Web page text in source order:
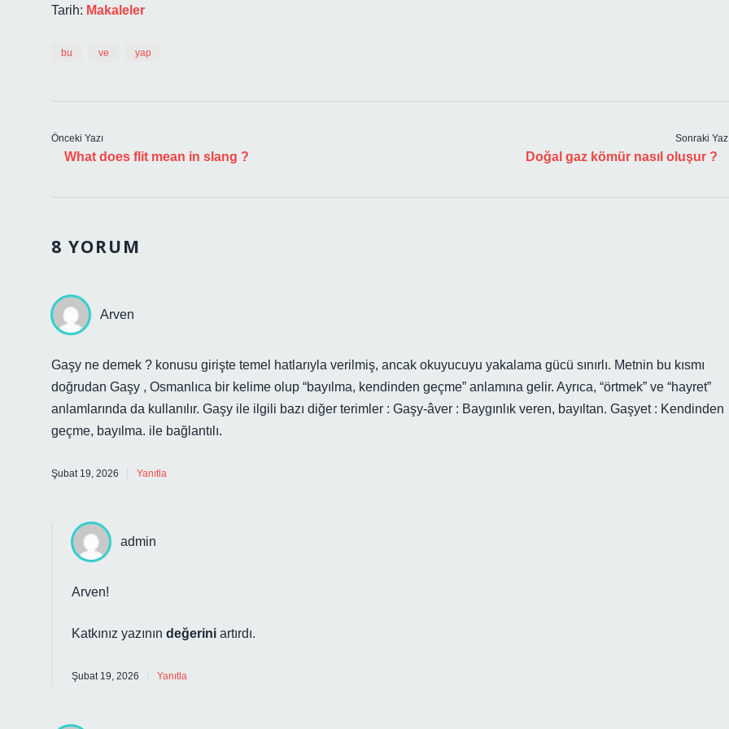
Tarih: Makaleler
bu ve yap
Önceki Yazı
What does flit mean in slang ?
Sonraki
Doğal gaz kömür nasıl oluşur ?
8 YORUM
Arven
Gaşy ne demek ? konusu girişte temel hatlarıyla verilmiş, ancak okuyucuyu yakalama gücü sınırlı. Metnin bu kısmı
doğrudan Gaşy , Osmanlıca bir kelime olup “bayılma, kendinden geçme” anlamına gelir. Ayrıca, “örtmek” ve “hayret”
anlamlarında da kullanılır. Gaşy ile ilgili bazı diğer terimler : Gaşy-âver : Baygınlık veren, bayıltan. Gaşyet : Kendinden
geçme, bayılma. ile bağlantılı.
Şubat 19, 2026 Yanıtla
admin
Arven!
Katkınız yazının değerini artırdı.
Şubat 19, 2026 Yanıtla